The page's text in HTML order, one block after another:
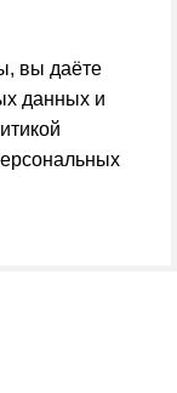
вы даёте
данных и